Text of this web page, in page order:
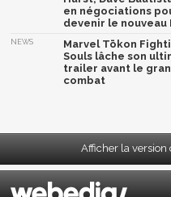
en négociations
devenir le nouveau
NEWS
Marvel Tōkon
Souls lâche son
trailer avant le
combat
Afficher la version